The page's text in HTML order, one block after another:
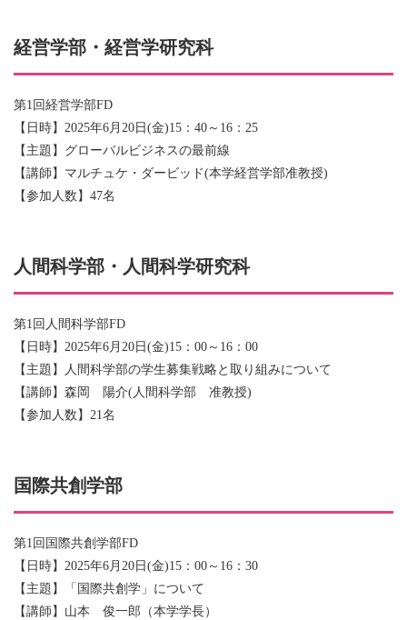
経営学部・経営学研究科
第1回経営学部FD
【日時】2025年6月20日(金)15：40～16：25
【主題】グローバルビジネスの最前線
【講師】マルチュケ・ダービッド(本学経営学部准教授)
【参加人数】47名
人間科学部・人間科学研究科
第1回人間科学部FD
【日時】2025年6月20日(金)15：00～16：00
【主題】人間科学部の学生募集戦略と取り組みについて
【講師】森岡 陽介(人間科学部 准教授)
【参加人数】21名
国際共創学部
第1回国際共創学部FD
【日時】2025年6月20日(金)15：00～16：30
【主題】「国際共創学」について
【講師】山本 俊一郎（本学学長）